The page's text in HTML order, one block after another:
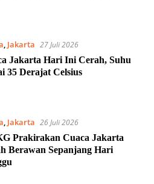
, Jakarta 27 Juli 2026
Jakarta Hari Ini Cerah, Suhu
35 Derajat Celsius
, Jakarta 26 Juli 2026
Prakirakan Cuaca Jakarta
Berawan Sepanjang Hari